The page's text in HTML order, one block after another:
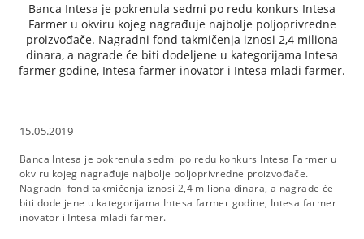
Banca Intesa je pokrenula sedmi po redu konkurs Intesa
Farmer u okviru kojeg nagrađuje najbolje poljoprivredne
proizvođače. Nagradni fond takmičenja iznosi 2,4 miliona
dinara, a nagrade će biti dodeljene u kategorijama Intesa
farmer godine, Intesa farmer inovator i Intesa mladi farmer.
15.05.2019
Banca Intesa je pokrenula sedmi po redu konkurs Intesa Farmer u
okviru kojeg nagrađuje najbolje poljoprivredne proizvođače.
Nagradni fond takmičenja iznosi 2,4 miliona dinara, a nagrade će
biti dodeljene u kategorijama Intesa farmer godine, Intesa farmer
inovator i Intesa mladi farmer.